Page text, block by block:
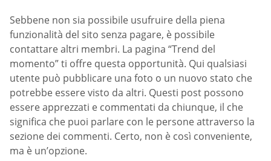
Sebbene non sia possibile usufruire della piena
funzionalità del sito senza pagare, è possibile
contattare altri membri. La pagina “Trend del
momento” ti offre questa opportunità. Qui qualsiasi
utente può pubblicare una foto o un nuovo stato che
potrebbe essere visto da altri. Questi post possono
essere apprezzati e commentati da chiunque, il che
significa che puoi parlare con le persone attraverso la
sezione dei commenti. Certo, non è così conveniente,
ma è un’opzione.